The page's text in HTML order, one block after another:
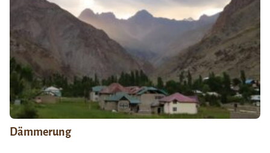
Dämmerung